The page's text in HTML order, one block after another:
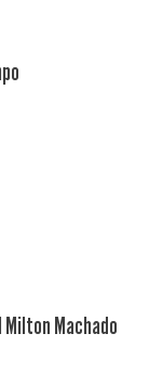
Machado